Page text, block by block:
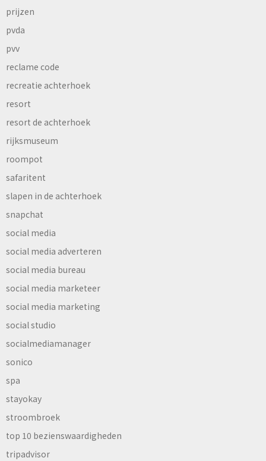
prijzen
pvda
pvv
reclame code
recreatie achterhoek
resort
resort de achterhoek
rijksmuseum
roompot
safaritent
slapen in de achterhoek
snapchat
social media
social media adverteren
social media bureau
social media marketeer
social media marketing
social studio
socialmediamanager
sonico
spa
stayokay
stroombroek
top 10 bezienswaardigheden
tripadvisor